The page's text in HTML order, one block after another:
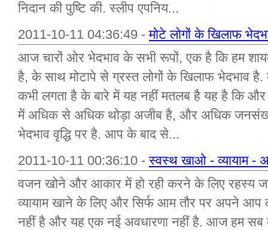
निदान की पुष्टि की. स्लीप एपनिय...
2011-10-11 04:36:49 -मोटे लोगों के खिलाफ
आज चारों ओर भेदभाव के सभी रूपों, एक है कि हम
है, के साथ मोटापे से ग्रस्त लोगों के खिलाफ भेदभाव है.
कभी लगता है के बारे में यह नहीं मतलब है यह है कि और
में अधिक से अधिक थोड़ा अजीब है, और अधिक
भेदभाव वृद्धि पर है. आप के बाद से...
2011-10-11 00:36:10 -स्वस्थ खाओ - व्यायाम -
वजन खोने और आकार में हो रही करने के लिए रहस्य
व्यायाम खाने के लिए और सिर्फ आम तौर पर अपने आप
नहीं है और यह एक नई अवधारणा नहीं है. आज हम सब